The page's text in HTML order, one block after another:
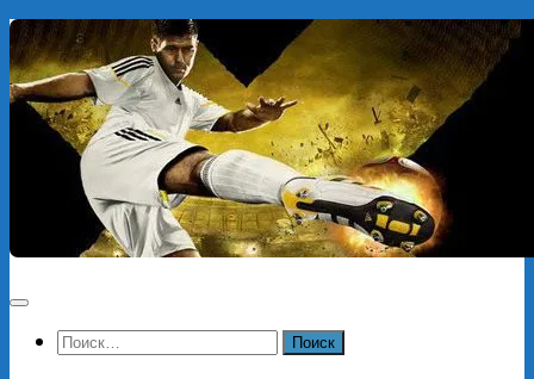
Перейти
к
содержимому
Найти: